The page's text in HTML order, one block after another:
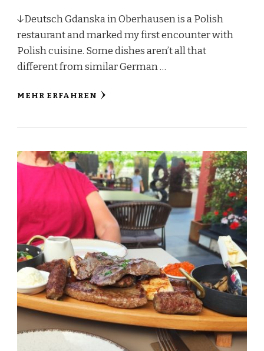
↓Deutsch Gdanska in Oberhausen is a Polish
restaurant and marked my first encounter with
Polish cuisine. Some dishes aren’t all that
different from similar German …
MEHR ERFAHREN